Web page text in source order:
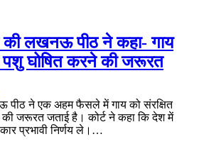
लखनऊ पीठ ने कहा- गाय
पशु घोषित करने की जरूरत
पीठ ने एक अहम फैसले में गाय को संरक्षित
की जरूरत जताई है। कोर्ट ने कहा कि देश में
प्रभावी निर्णय ले।…